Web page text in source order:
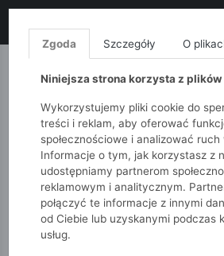
MONNARI QUIOSQUE
51015kids Niemowlak
Krótkie body-pajacyk niemowlęcy
Zgoda Szczegóły O
Niniejsza strona korzysta z
Wykorzystujemy pliki cookie do
treści i reklam, aby oferować
społecznościowe i analizować
Informacje o tym, jak korzystasz z
udostępniamy partnerom
reklamowym i analitycznym.
połączyć te informacje z innymi
od Ciebie lub uzyskanymi podczas
usług.